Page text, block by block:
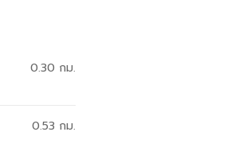
0.30 กม.
0.53 กม.